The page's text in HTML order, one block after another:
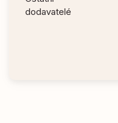
dodavatelé